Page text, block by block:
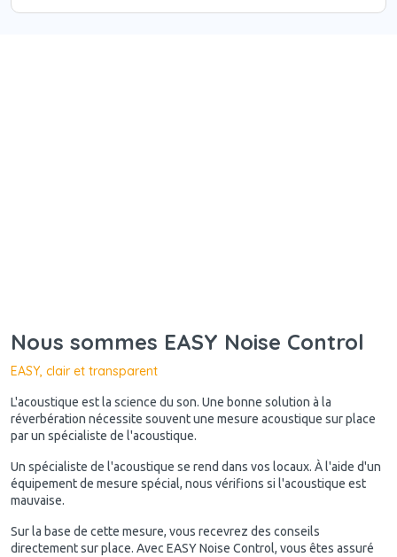
Nous sommes EASY Noise Control
EASY, clair et transparent
L'acoustique est la science du son. Une bonne solution à la
réverbération nécessite souvent une mesure acoustique sur place
par un spécialiste de l'acoustique.
Un spécialiste de l'acoustique se rend dans vos locaux. À l'aide d'un
équipement de mesure spécial, nous vérifions si l'acoustique est
mauvaise.
Sur la base de cette mesure, vous recevrez des conseils
directement sur place. Avec EASY Noise Control, vous êtes assuré